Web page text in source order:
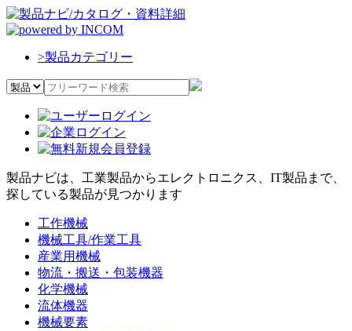
>製品カテゴリー
製品ナビは、工業製品からエレクトロニクス、IT製品まで、
探している製品が見つかります
工作機械
機械工具/作業工具
産業用機械
物流・搬送・包装機器
化学機械
流体機器
機械要素